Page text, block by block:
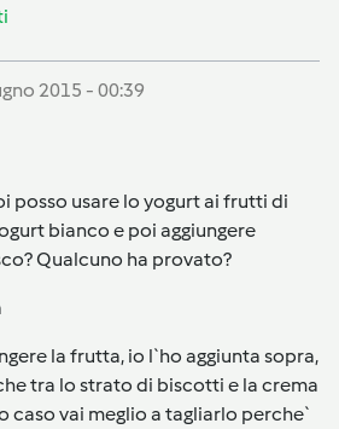
2015 - 00:39
posso usare lo yogurt ai frutti di
bianco e poi aggiungere
Qualcuno ha provato?
la frutta, io l`ho aggiunta sopra,
tra lo strato di biscotti e la crema
caso vai meglio a tagliarlo perche`